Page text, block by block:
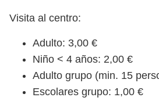
Visita al centro:
Adulto: 3,00 €
Niño < 4 años: 2,00 €
Adulto grupo (min. 15
Escolares grupo: 1,00 €